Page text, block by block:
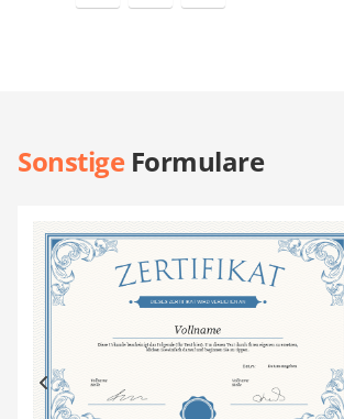
SonstigeFormulare